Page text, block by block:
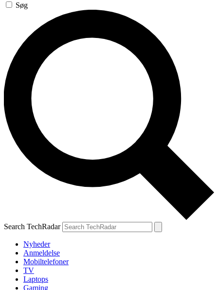
Søg
Search TechRadar
Nyheder
Anmeldelse
Mobiltelefoner
TV
Laptops
Gaming